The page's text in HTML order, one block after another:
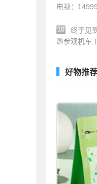
电视：
10
终于见
邀参观机车
好物推荐